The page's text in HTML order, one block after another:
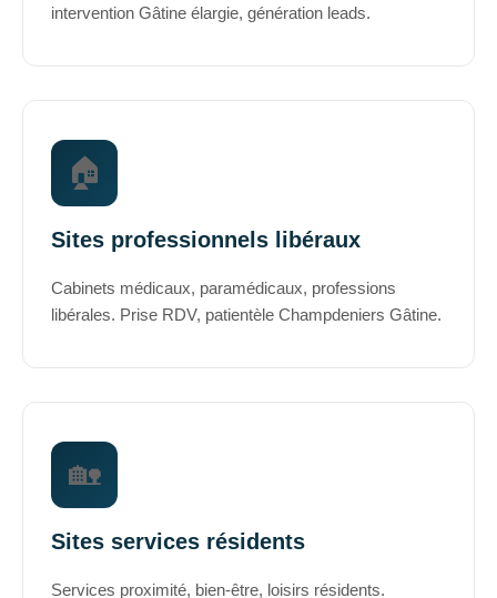
intervention Gâtine élargie, génération leads.
🏠
Sites professionnels libéraux
Cabinets médicaux, paramédicaux, professions
libérales. Prise RDV, patientèle Champdeniers Gâtine.
🏡
Sites services résidents
Services proximité, bien-être, loisirs résidents.